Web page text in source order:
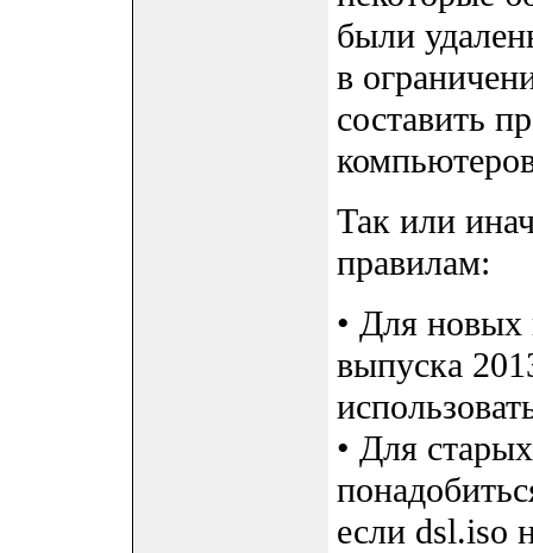
были
в
составить
Так или
правилам:
• Для новых
выпуска
• Для
если dsl.iso